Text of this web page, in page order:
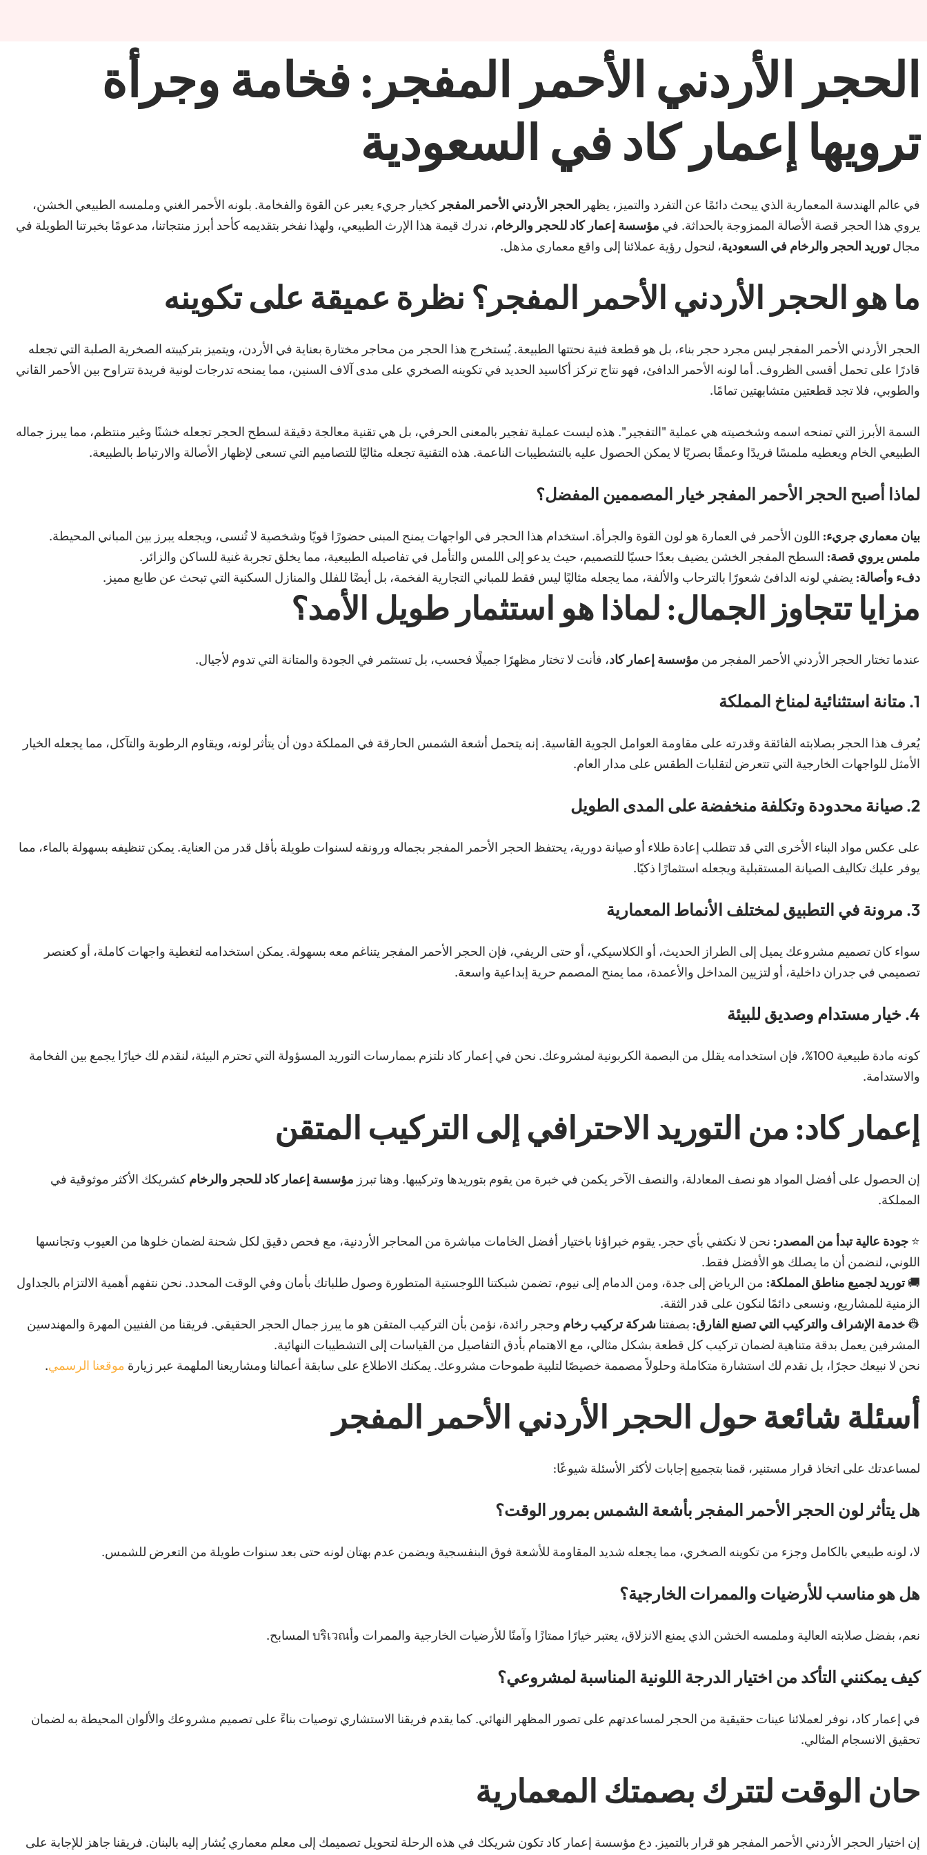
الحجر الأردني الأحمر المفجر: فخامة وجرأة
ترويها إعمار كاد في السعودية
في عالم الهندسة المعمارية الذي يبحث دائمًا عن التفرد والتميز، يظهر الحجر الأردني الأحمر المفجر كخيار جريء يعبر عن القوة والفخامة. بلونه الأحمر الغني وملمسه الطبيعي الخشن،
يروي هذا الحجر قصة الأصالة الممزوجة بالحداثة. في مؤسسة إعمار كاد للحجر والرخام، ندرك قيمة هذا الإرث الطبيعي، ولهذا نفخر بتقديمه كأحد أبرز منتجاتنا، مدعومًا بخبرتنا الطويلة في
مجالتوريد الحجر والرخام في السعودية، لنحول رؤية عملائنا إلى واقع معماري مذهل.
ما هو الحجر الأردني الأحمر المفجر؟ نظرة عميقة على تكوينه
الحجر الأردني الأحمر المفجر ليس مجرد حجر بناء، بل هو قطعة فنية نحتتها الطبيعة. يُستخرج هذا الحجر من محاجر مختارة بعناية في الأردن، ويتميز بتركيبته الصخرية الصلبة التي تجعله
قادرًا على تحمل أقسى الظروف. أما لونه الأحمر الدافئ، فهو نتاج تركز أكاسيد الحديد في تكوينه الصخري على مدى آلاف السنين، مما يمنحه تدرجات لونية فريدة تتراوح بين الأحمر القاني
والطوبي، فلا تجد قطعتين متشابهتين تمامًا.
السمة الأبرز التي تمنحه اسمه وشخصيته هي عملية "التفجير". هذه ليست عملية تفجير بالمعنى الحرفي، بل هي تقنية معالجة دقيقة لسطح الحجر تجعله خشنًا وغير منتظم، مما يبرز جماله
الطبيعي الخام ويعطيه ملمسًا فريدًا وعمقًا بصريًا لا يمكن الحصول عليه بالتشطيبات الناعمة. هذه التقنية تجعله مثاليًا للتصاميم التي تسعى لإظهار الأصالة والارتباط بالطبيعة.
لماذا أصبح الحجر الأحمر المفجر خيار المصممين المفضل؟
بيان معماري جريء: اللون الأحمر في العمارة هو لون القوة والجرأة. استخدام هذا الحجر في الواجهات يمنح المبنى حضورًا قويًا وشخصية لا تُنسى، ويجعله يبرز بين المباني المحيطة.
ملمس يروي قصة: السطح المفجر الخشن يضيف بعدًا حسيًا للتصميم، حيث يدعو إلى اللمس والتأمل في تفاصيله الطبيعية، مما يخلق تجربة غنية للساكن والزائر.
دفء وأصالة: يضفي لونه الدافئ شعورًا بالترحاب والألفة، مما يجعله مثاليًا ليس فقط للمباني التجارية الفخمة، بل أيضًا للفلل والمنازل السكنية التي تبحث عن طابع مميز.
مزايا تتجاوز الجمال: لماذا هو استثمار طويل الأمد؟
عندما تختار الحجر الأردني الأحمر المفجر من مؤسسة إعمار كاد، فأنت لا تختار مظهرًا جميلًا فحسب، بل تستثمر في الجودة والمتانة التي تدوم لأجيال.
1. متانة استثنائية لمناخ المملكة
يُعرف هذا الحجر بصلابته الفائقة وقدرته على مقاومة العوامل الجوية القاسية. إنه يتحمل أشعة الشمس الحارقة في المملكة دون أن يتأثر لونه، ويقاوم الرطوبة والتآكل، مما يجعله الخيار
الأمثل للواجهات الخارجية التي تتعرض لتقلبات الطقس على مدار العام.
2. صيانة محدودة وتكلفة منخفضة على المدى الطويل
على عكس مواد البناء الأخرى التي قد تتطلب إعادة طلاء أو صيانة دورية، يحتفظ الحجر الأحمر المفجر بجماله ورونقه لسنوات طويلة بأقل قدر من العناية. يمكن تنظيفه بسهولة بالماء، مما
يوفر عليك تكاليف الصيانة المستقبلية ويجعله استثمارًا ذكيًا.
3. مرونة في التطبيق لمختلف الأنماط المعمارية
سواء كان تصميم مشروعك يميل إلى الطراز الحديث، أو الكلاسيكي، أو حتى الريفي، فإن الحجر الأحمر المفجر يتناغم معه بسهولة. يمكن استخدامه لتغطية واجهات كاملة، أو كعنصر
تصميمي في جدران داخلية، أو لتزيين المداخل والأعمدة، مما يمنح المصمم حرية إبداعية واسعة.
4. خيار مستدام وصديق للبيئة
كونه مادة طبيعية 100%، فإن استخدامه يقلل من البصمة الكربونية لمشروعك. نحن في إعمار كاد نلتزم بممارسات التوريد المسؤولة التي تحترم البيئة، لنقدم لك خيارًا يجمع بين الفخامة
والاستدامة.
إعمار كاد: من التوريد الاحترافي إلى التركيب المتقن
إن الحصول على أفضل المواد هو نصف المعادلة، والنصف الآخر يكمن في خبرة من يقوم بتوريدها وتركيبها. وهنا تبرز مؤسسة إعمار كاد للحجر والرخام كشريكك الأكثر موثوقية في
المملكة.
⭐ جودة عالية تبدأ من المصدر: نحن لا نكتفي بأي حجر. يقوم خبراؤنا باختيار أفضل الخامات مباشرة من المحاجر الأردنية، مع فحص دقيق لكل شحنة لضمان خلوها من العيوب وتجانسها
اللوني، لنضمن أن ما يصلك هو الأفضل فقط.
🚚توريد لجميع مناطق المملكة: من الرياض إلى جدة، ومن الدمام إلى نيوم، تضمن شبكتنا اللوجستية المتطورة وصول طلباتك بأمان وفي الوقت المحدد. نحن نتفهم أهمية الالتزام بالجداول
الزمنية للمشاريع، ونسعى دائمًا لنكون على قدر الثقة.
👷 خدمة الإشراف والتركيب التي تصنع الفارق: بصفتنا شركة تركيب رخام وحجر رائدة، نؤمن بأن التركيب المتقن هو ما يبرز جمال الحجر الحقيقي. فريقنا من الفنيين المهرة والمهندسين
المشرفين يعمل بدقة متناهية لضمان تركيب كل قطعة بشكل مثالي، مع الاهتمام بأدق التفاصيل من القياسات إلى التشطيبات النهائية.
نحن لا نبيعك حجرًا، بل نقدم لك استشارة متكاملة وحلولاً مصممة خصيصًا لتلبية طموحات مشروعك. يمكنك الاطلاع على سابقة أعمالنا ومشاريعنا الملهمة عبر زيارة موقعنا الرسمي.
أسئلة شائعة حول الحجر الأردني الأحمر المفجر
لمساعدتك على اتخاذ قرار مستنير، قمنا بتجميع إجابات لأكثر الأسئلة شيوعًا:
هل يتأثر لون الحجر الأحمر المفجر بأشعة الشمس بمرور الوقت؟
لا، لونه طبيعي بالكامل وجزء من تكوينه الصخري، مما يجعله شديد المقاومة للأشعة فوق البنفسجية ويضمن عدم بهتان لونه حتى بعد سنوات طويلة من التعرض للشمس.
هل هو مناسب للأرضيات والممرات الخارجية؟
نعم، بفضل صلابته العالية وملمسه الخشن الذي يمنع الانزلاق، يعتبر خيارًا ممتازًا وآمنًا للأرضيات الخارجية والممرات وأบริเวณ المسابح.
كيف يمكنني التأكد من اختيار الدرجة اللونية المناسبة لمشروعي؟
في إعمار كاد، نوفر لعملائنا عينات حقيقية من الحجر لمساعدتهم على تصور المظهر النهائي. كما يقدم فريقنا الاستشاري توصيات بناءً على تصميم مشروعك والألوان المحيطة به لضمان
تحقيق الانسجام المثالي.
حان الوقت لتترك بصمتك المعمارية
إن اختيار الحجر الأردني الأحمر المفجر هو قرار بالتميز. دع مؤسسة إعمار كاد تكون شريكك في هذه الرحلة لتحويل تصميمك إلى معلم معماري يُشار إليه بالبنان. فريقنا جاهز للإجابة على